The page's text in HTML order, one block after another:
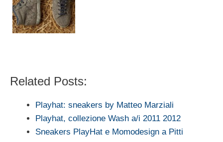
Related Posts:
Playhat: sneakers by Matteo Marziali
Playhat, collezione Wash a/i 2011 2012
Sneakers PlayHat e Momodesign a Pitti